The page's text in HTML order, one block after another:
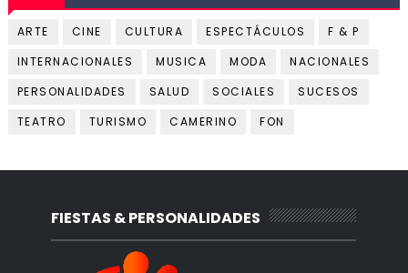
ARTE CINE CULTURA ESPECTÁCULOS
F & P
INTERNACIONALES
MUSICA MODA
NACIONALES
PERSONALIDADES
SALUD SOCIALES
SUCESOS
TEATRO
TURISMO CAMERINO FON
FIESTAS & PERSONALIDADES